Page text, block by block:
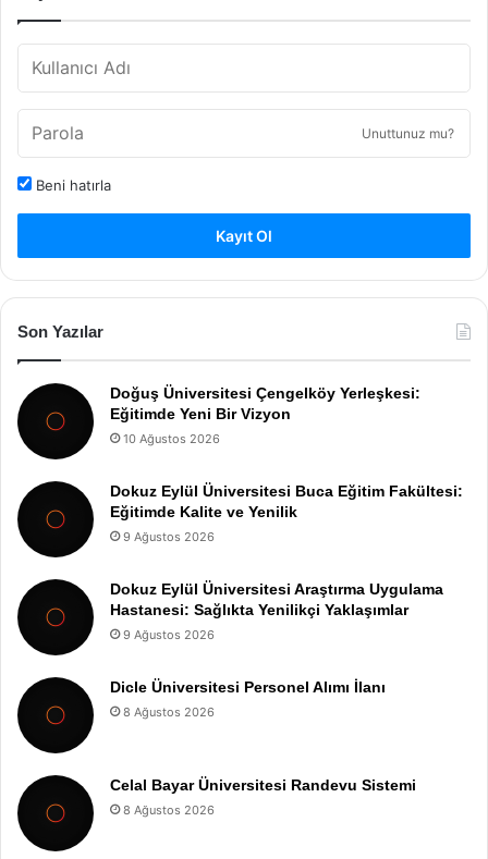
Unuttunuz mu?
Beni hatırla
Kayıt Ol
Son Yazılar
Doğuş Üniversitesi Çengelköy Yerleşkesi:
Eğitimde Yeni Bir Vizyon
10 Ağustos 2026
Dokuz Eylül Üniversitesi Buca Eğitim Fakültesi:
Eğitimde Kalite ve Yenilik
9 Ağustos 2026
Dokuz Eylül Üniversitesi Araştırma Uygulama
Hastanesi: Sağlıkta Yenilikçi Yaklaşımlar
9 Ağustos 2026
Dicle Üniversitesi Personel Alımı İlanı
8 Ağustos 2026
Celal Bayar Üniversitesi Randevu Sistemi
8 Ağustos 2026